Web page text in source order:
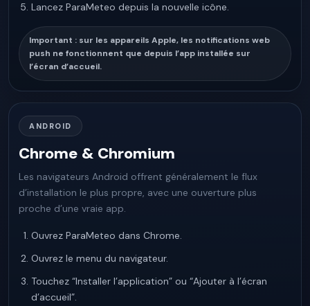
Lancez ParaMeteo depuis la nouvelle icône.
Important : sur les appareils Apple, les notifications web
push ne fonctionnent que depuis l’app installée sur
l’écran d’accueil.
ANDROID
Chrome & Chromium
Les navigateurs Android offrent généralement le flux
d’installation le plus propre, avec une ouverture plus
proche d’une vraie app.
Ouvrez ParaMeteo dans Chrome.
Ouvrez le menu du navigateur.
Touchez “Installer l’application” ou “Ajouter à l’écran
d’accueil”.